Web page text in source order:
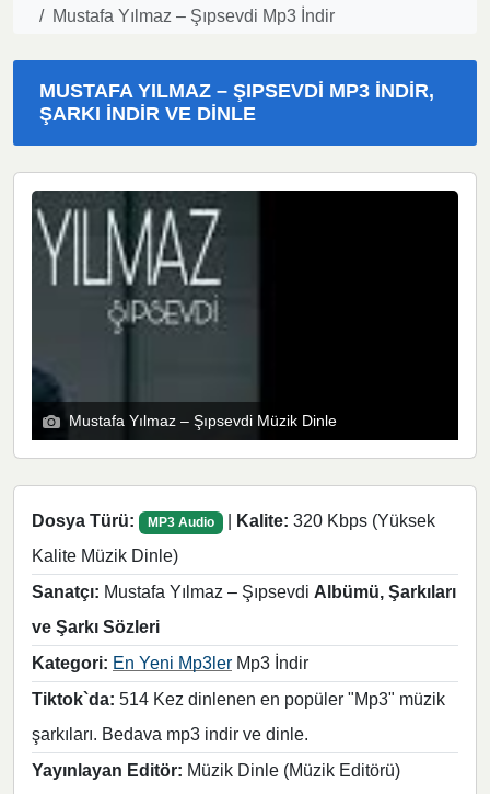
Mustafa Yılmaz – Şıpsevdi Mp3 İndir
MUSTAFA YILMAZ – ŞIPSEVDI MP3 İNDIR,
ŞARKI İNDIR VE DINLE
Mustafa Yılmaz – Şıpsevdi Müzik Dinle
Dosya Türü: MP3 Audio | Kalite: 320 Kbps (Yüksek
Kalite Müzik Dinle)
Sanatçı: Mustafa Yılmaz – Şıpsevdi Albümü, Şarkıları
ve Şarkı Sözleri
Kategori: En Yeni Mp3ler Mp3 İndir
Tiktok`da: 514 Kez dinlenen en popüler "Mp3" müzik
şarkıları. Bedava mp3 indir ve dinle.
Yayınlayan Editör: Müzik Dinle (Müzik Editörü)